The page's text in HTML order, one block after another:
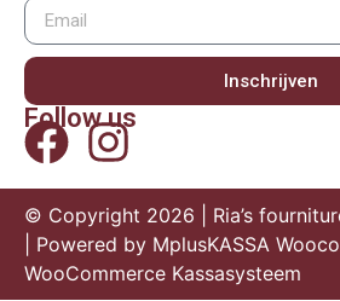
Inschrijven
Follow us
© Copyright 2026 | Ria’s
| Powered by MplusKASSA
WooCommerce Kassasysteem